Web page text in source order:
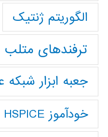
الگوریتم ژنتیک
ترفندهای متلب
جعبه ابزار
خودآموز HSPICE